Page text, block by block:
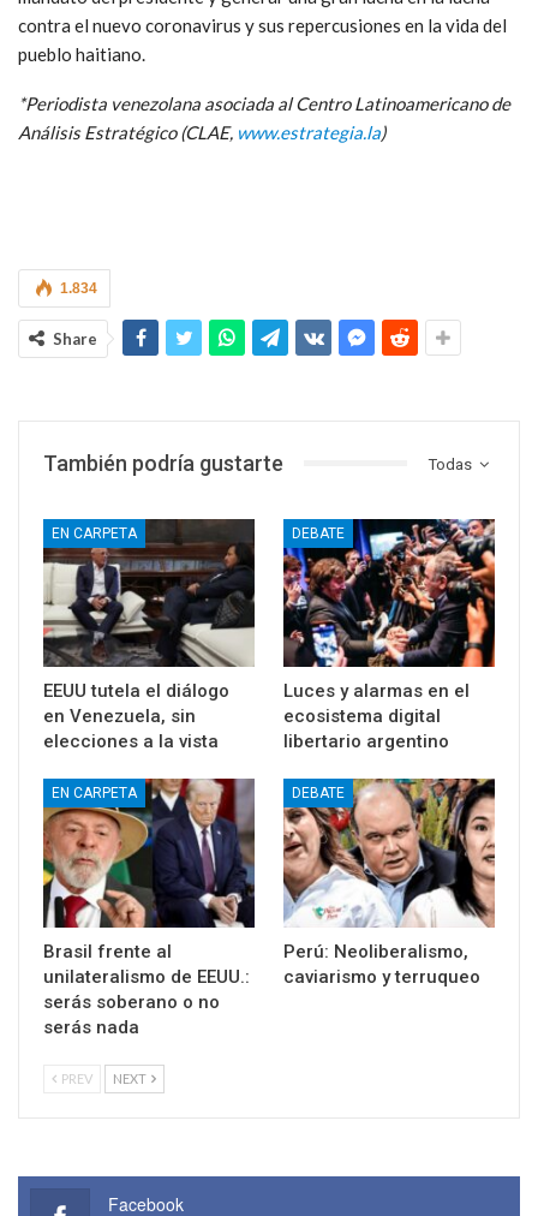
contra el nuevo coronavirus y sus repercusiones en la vida del
pueblo haitiano.
*Periodista venezolana asociada al Centro Latinoamericano de
Análisis Estratégico (CLAE, www.estrategia.la)
1.834
Share
Todas
También podría gustarte
EN CARPETA
EEUU tutela el diálogo
en Venezuela, sin
elecciones a la vista
DEBATE
Luces y alarmas en el
ecosistema digital
libertario argentino
EN CARPETA
Brasil frente al
unilateralismo de EEUU.:
serás soberano o no
serás nada
DEBATE
Perú: Neoliberalismo,
caviarismo y terruqueo
PREV NEXT
Facebook